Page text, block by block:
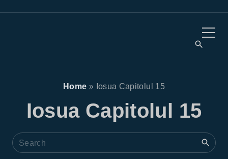
Home » Iosua Capitolul 15
Iosua Capitolul 15